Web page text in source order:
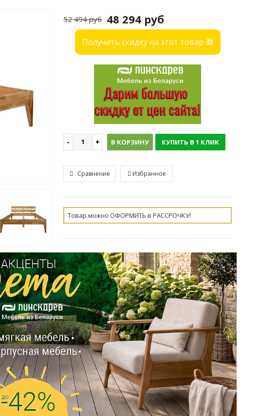
48 294 руб
52 494 руб
Получить скидку на этот товар 🎁
В КОРЗИНУ КУПИТЬ В 1 КЛИК
Сравнение Избранное
Товар можно ОФОРМИТЬ в РАССРОЧКУ!